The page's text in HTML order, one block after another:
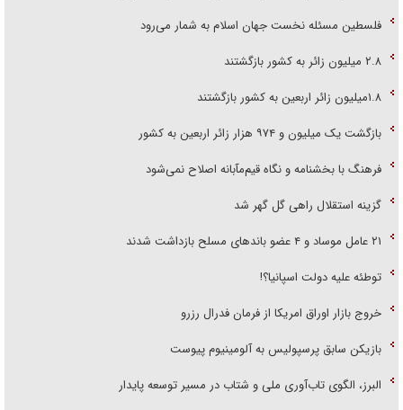
فلسطین مسئله نخست جهان اسلام به شمار می‌رود
۲.۸ میلیون زائر به کشور بازگشتند
۱.۸میلیون زائر اربعین به کشور بازگشتند
بازگشت یک میلیون و ۹۷۴ هزار زائر اربعین به کشور
فرهنگ با بخشنامه و نگاه قیم‌مآبانه اصلاح نمی‌شود
گزینه استقلال راهی گل گهر شد
۲۱ عامل موساد و ۴ عضو باند‌های مسلح بازداشت شدند
توطئه علیه دولت اسپانیا؟!
خروج بازار اوراق امریکا از فرمان فدرال رزرو
بازیکن سابق پرسپولیس به آلومینیوم پیوست
البرز، الگوی تاب‌آوری ملی و شتاب در مسیر توسعه پایدار